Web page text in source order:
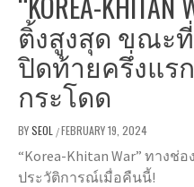
ติ้งสูงสุด ขณะที่
ปิดท้ายครึ่งแร
กระโดด
BYSEOL /FEBRUARY 19, 2024
“Korea-Khitan War” ทางช่
ประวัติการณ์เมื่อคืนนี้!